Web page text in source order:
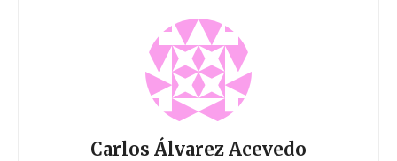
Carlos Álvarez Acevedo